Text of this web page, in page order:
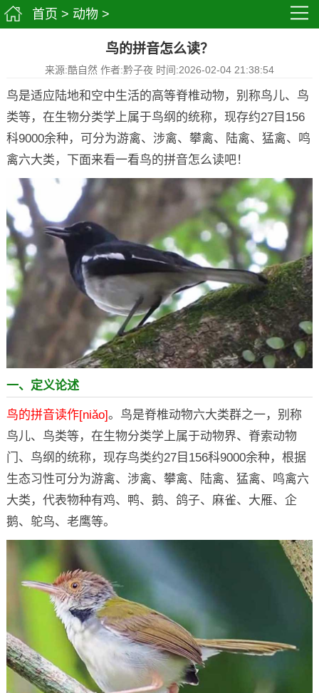
首页 > 动物 >
鸟的拼音怎么读？
来源:酷自然 作者:黔子夜 时间:2026-02-04 21:38:54
鸟是适应陆地和空中生活的高等脊椎动物，别称鸟儿、鸟
类等，在生物分类学上属于鸟纲的统称，现存约27目156
科9000余种，可分为游禽、涉禽、攀禽、陆禽、猛禽、鸣
禽六大类，下面来看一看鸟的拼音怎么读吧！
一、定义论述
鸟的拼音读作[niǎo]。鸟是脊椎动物六大类群之一，别称
鸟儿、鸟类等，在生物分类学上属于动物界、脊索动物
门、鸟纲的统称，现存鸟类约27目156科9000余种，根据
生态习性可分为游禽、涉禽、攀禽、陆禽、猛禽、鸣禽六
大类，代表物种有鸡、鸭、鹅、鸽子、麻雀、大雁、企
鹅、鸵鸟、老鹰等。